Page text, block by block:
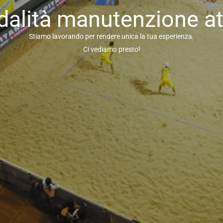
manutenzione
Stiamo lavorando per rendere unica la tua esperienza.
Ci vediamo presto!